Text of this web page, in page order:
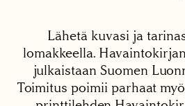
Lähetä kuvasi ja
lomakkeella.
julkaistaan Suomen
Toimitus poimii parhaat